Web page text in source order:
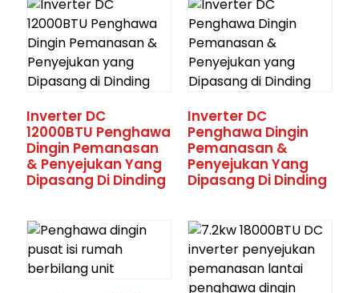
Inverter DC
12000BTU Penghawa
Dingin Pemanasan
& Penyejukan Yang
Dipasang Di Dinding
Inverter DC
Penghawa Dingin
Pemanasan &
Penyejukan Yang
Dipasang Di Dinding